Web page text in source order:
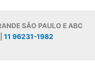
SÃO PAULO E ABC
11 96231-1982